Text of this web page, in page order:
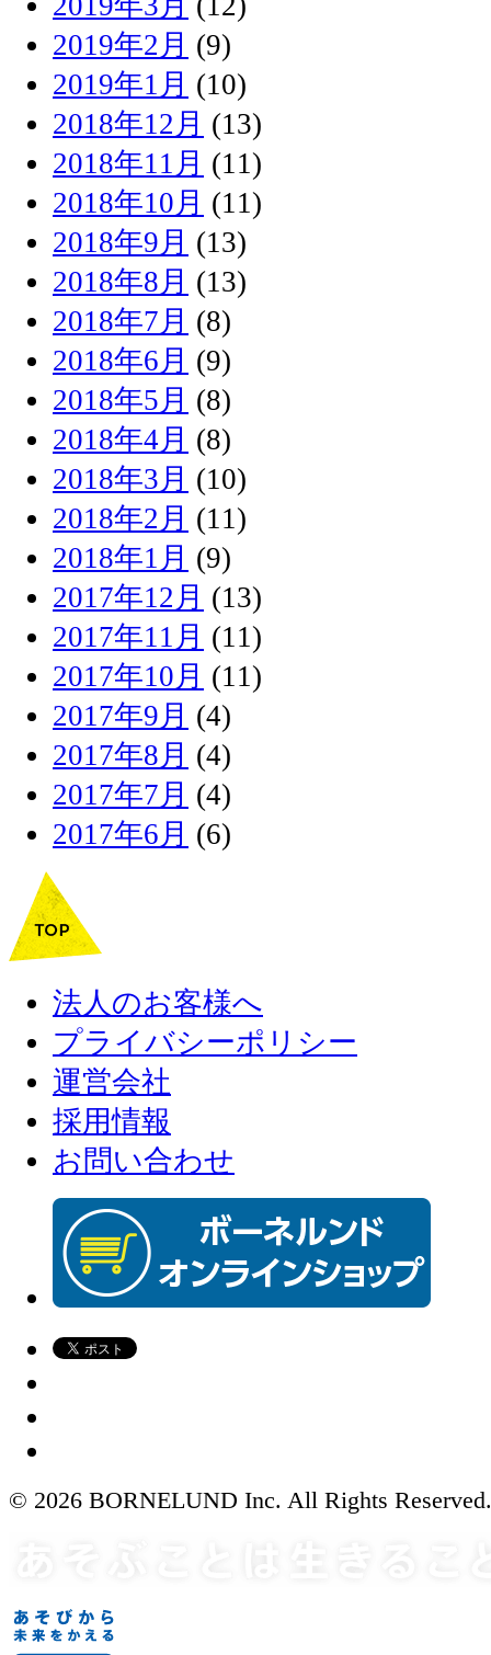
2019年2月 (9)
2019年1月 (10)
2018年12月 (13)
2018年11月 (11)
2018年10月 (11)
2018年9月 (13)
2018年8月 (13)
2018年7月 (8)
2018年6月 (9)
2018年5月 (8)
2018年4月 (8)
2018年3月 (10)
2018年2月 (11)
2018年1月 (9)
2017年12月 (13)
2017年11月 (11)
2017年10月 (11)
2017年9月 (4)
2017年8月 (4)
2017年7月 (4)
2017年6月 (6)
法人のお客様へ
プライバシーポリシー
運営会社
採用情報
お問い合わせ
© 2026 BORNELUND Inc. All Rights Reserved.